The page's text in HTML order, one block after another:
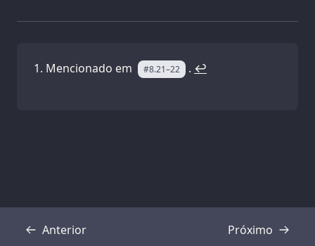
Mencionado em #8.21–22 . ↩
Anterior
Transcrição Próximo
Transcrição